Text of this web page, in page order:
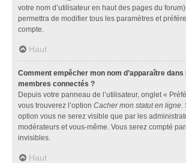
votre nom d’utilisateur en haut des pages du
permettra de modifier tous les paramètres et
compte.
Haut
Comment empêcher mon nom d’apparaître dans
membres connectés ?
Depuis votre panneau de l’utilisateur, onglet «
vous trouverez l’option Cacher mon statut en ligne.
option vous ne serez visible que par les
modérateurs et vous-même. Vous serez compté
invisibles.
Haut